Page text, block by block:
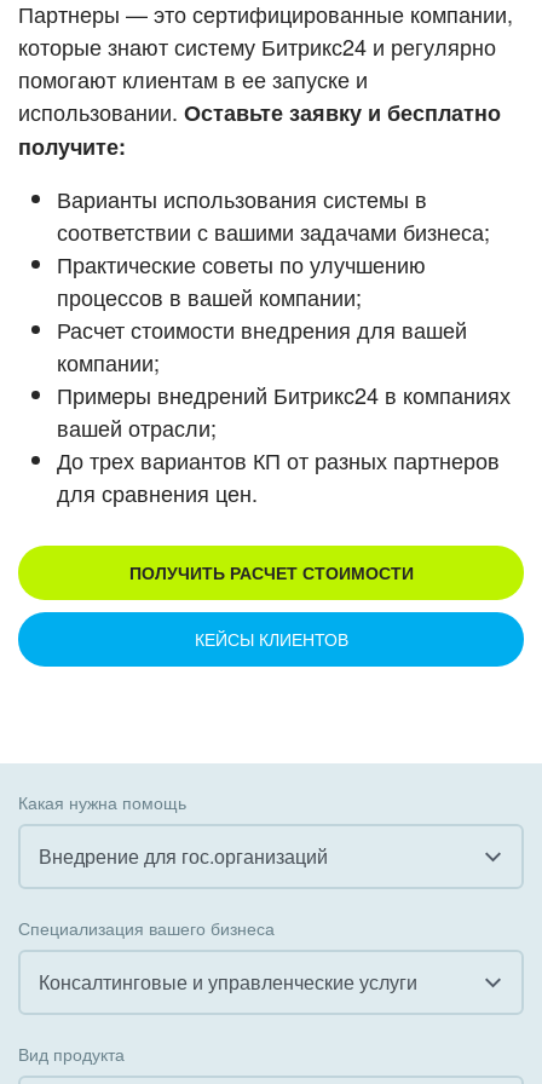
ВХОД
ВХОД
Смотреть видеокейсы
Партнеры — это сертифицированные компании,
которые знают систему Битрикс24 и регулярно
помогают клиентам в ее запуске и
использовании. Оставьте заявку и бесплатно
получите:
Варианты использования системы в
соответствии с вашими задачами бизнеса;
Практические советы по улучшению
процессов в вашей компании;
Расчет стоимости внедрения для вашей
компании;
Примеры внедрений Битрикс24 в компаниях
вашей отрасли;
До трех вариантов КП от разных партнеров
для сравнения цен.
ПОЛУЧИТЬ РАСЧЕТ СТОИМОСТИ
КЕЙСЫ КЛИЕНТОВ
Какая нужна помощь
Внедрение для гос.организаций
Внедрение КЭДО
Интеграция с 1С
Специализация вашего бизнеса
Консалтинговые и управленческие услуги
Вид продукта